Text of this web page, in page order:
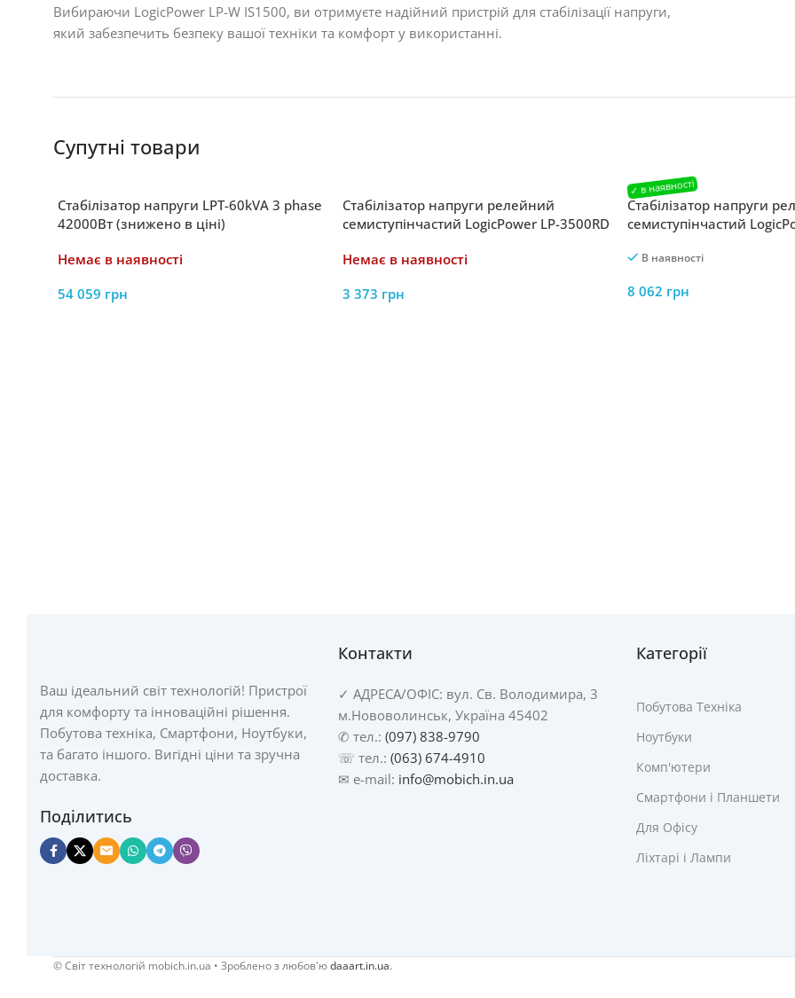
Вибираючи LogicPower LP-W IS1500, ви отримуєте надійний пристрій для стабілізації напруги,
який забезпечить безпеку вашої техніки та комфорт у використанні.
Супутні товари
Стабілізатор напруги LPT-60kVA 3 phase
42000Вт (знижено в ціні)
Немає в наявності
54 059 грн
Стабілізатор напруги релейний
семиступінчастий LogicPower LP-3500RD
Немає в наявності
3 373 грн
Стабілізатор напруги
семиступінчастий
В наявності
8 062 грн
Ваш ідеальний світ технологій! Пристрої
для комфорту та інноваційні рішення.
Побутова техніка, Смартфони, Ноутбуки,
та багато іншого. Вигідні ціни та зручна
доставка.
Поділитись
Контакти
✓ АДРЕСА/ОФІС: вул. Св. Володимира, 3
м.Нововолинськ, Україна 45402
✆ тел.: (097) 838-9790
☏ тел.: (063) 674-4910
✉ e-mail: info@mobich.in.ua
Категорії
Побутова Техніка
Ноутбуки
Комп'ютери
Смартфони і Планшети
Для Офісу
Ліхтарі і Лампи
© Cвіт технологій mobich.in.ua • Зроблено з любов'юdaaart.in.ua.